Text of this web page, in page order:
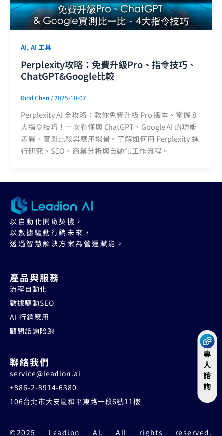
AI, AI 工具
Perplexity攻略：免費升級Pro、指令技巧、
ChatGPT&Google比較
Ridd Chen /2025-10-07
Perplexity AI 全攻略：教你免費升級 Pro 版本、掌握 8
大指令技巧！一次看懂與 ChatGPT、Google AI 的功能
差異、實測比較與應用場景。了解如何用 Perplexity 進
行研究、SEO、商業分析與自動化工作流程。
以自動化開啟契機，
以數據驅動行銷未來，
透過智慧解決方案為營運賦能。
產品與服務
流程自動化
數據驅動SEO
AI 行銷應用
顧問諮詢陪跑
聯絡我們
service@leadion.ai
+886-2-8914-6380
106台北市大安區和平東路一段6號11樓
©2025 Leadion Al. All rights reserved.